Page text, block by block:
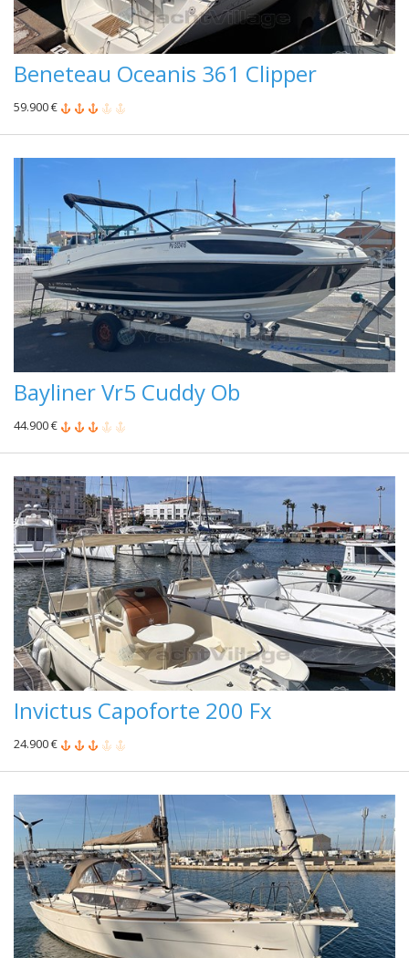
Beneteau Oceanis 361 Clipper
59.900 €
Bayliner Vr5 Cuddy Ob
44.900 €
Invictus Capoforte 200 Fx
24.900 €